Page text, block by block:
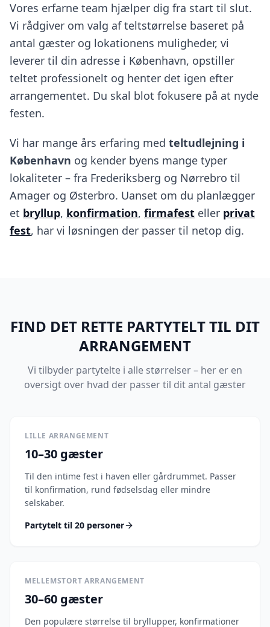
Vores erfarne team hjælper dig fra start til slut.
Vi rådgiver om valg af teltstørrelse baseret på
antal gæster og lokationens muligheder, vi
leverer til din adresse i København, opstiller
teltet professionelt og henter det igen efter
arrangementet. Du skal blot fokusere på at nyde
festen.
Vi har mange års erfaring med teltudlejning i
København og kender byens mange typer
lokaliteter – fra Frederiksberg og Nørrebro til
Amager og Østerbro. Uanset om du planlægger
et bryllup, konfirmation, firmafest eller privat
fest, har vi løsningen der passer til netop dig.
FIND DET RETTE PARTYTELT TIL DIT
ARRANGEMENT
Vi tilbyder partytelte i alle størrelser – her er en
oversigt over hvad der passer til dit antal gæster
LILLE ARRANGEMENT
10–30 gæster
Til den intime fest i haven eller gårdrummet. Passer
til konfirmation, rund fødselsdag eller mindre
selskaber.
Partytelt til 20 personer
MELLEMSTORT ARRANGEMENT
30–60 gæster
Den populære størrelse til bryllupper, konfirmationer